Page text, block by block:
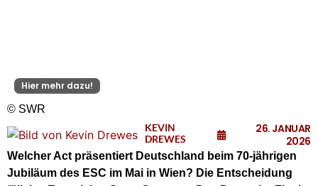
Hier mehr dazu!
© SWR
KEVIN
DREWES
26. JANUAR
2026
Welcher Act präsentiert Deutschland beim 70-jährigen
Jubiläum des ESC im Mai in Wien? Die Entscheidung